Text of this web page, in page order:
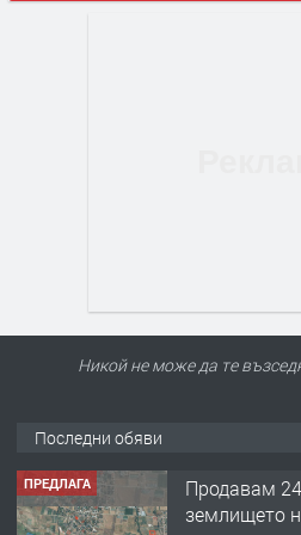
Никой не може да те
Последни обяви
ПРЕДЛАГА
Продавам
землището